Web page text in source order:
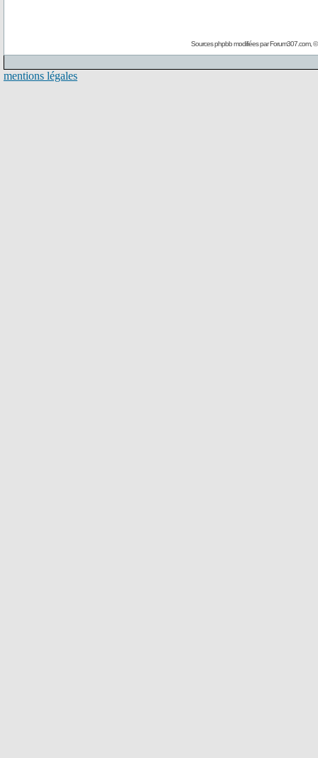
Sources phpbb modifiées parForum307.com, ©
mentions légales